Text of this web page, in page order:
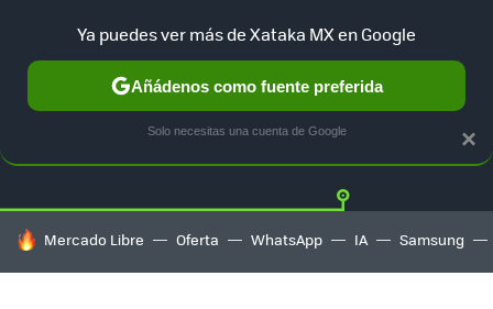
TESLA UBER AUTO ELECTRICO Twitter
HOY SE HABLA DE
Mercado Libre Oferta WhatsApp IA Samsung
×
Ya puedes ver más de Xataka MX en Google
Añádenos como fuente preferida
Solo necesitas una cuenta de Google